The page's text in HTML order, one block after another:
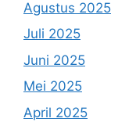
Agustus 2025
Juli 2025
Juni 2025
Mei 2025
April 2025